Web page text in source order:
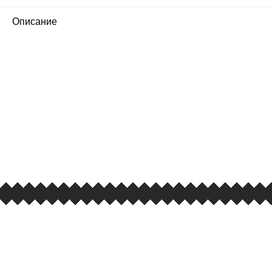
Описание